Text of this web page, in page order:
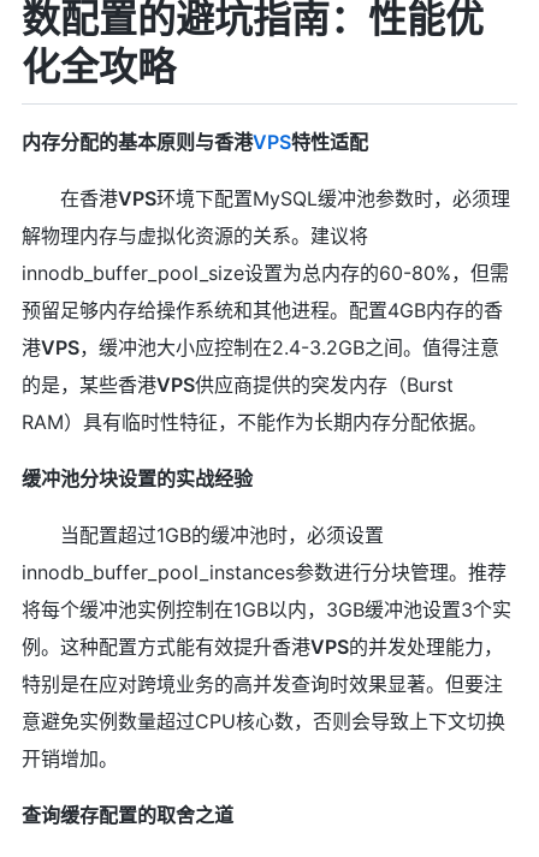
数配置的避坑指南：性能优
化全攻略
内存分配的基本原则与香港VPS特性适配
在香港VPS环境下配置MySQL缓冲池参数时，必须理
解物理内存与虚拟化资源的关系。建议将
innodb_buffer_pool_size设置为总内存的60-80%，但需
预留足够内存给操作系统和其他进程。配置4GB内存的香
港VPS，缓冲池大小应控制在2.4-3.2GB之间。值得注意
的是，某些香港VPS供应商提供的突发内存（Burst
RAM）具有临时性特征，不能作为长期内存分配依据。
缓冲池分块设置的实战经验
当配置超过1GB的缓冲池时，必须设置
innodb_buffer_pool_instances参数进行分块管理。推荐
将每个缓冲池实例控制在1GB以内，3GB缓冲池设置3个实
例。这种配置方式能有效提升香港VPS的并发处理能力，
特别是在应对跨境业务的高并发查询时效果显著。但要注
意避免实例数量超过CPU核心数，否则会导致上下文切换
开销增加。
查询缓存配置的取舍之道